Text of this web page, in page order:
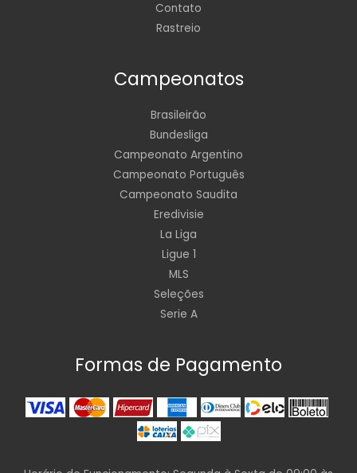
Contato
Rastreio
Campeonatos
Brasileirão
Bundesliga
Campeonato Argentino
Campeonato Português
Campeonato Saudita
Eredivisie
La Liga
Ligue 1
MLS
Seleções
Serie A
Formas de Pagamento